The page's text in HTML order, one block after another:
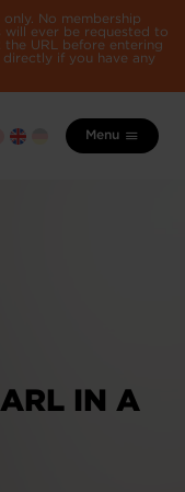
No membership
will ever be requested to
URL before entering
if you have any
Menu
IN A